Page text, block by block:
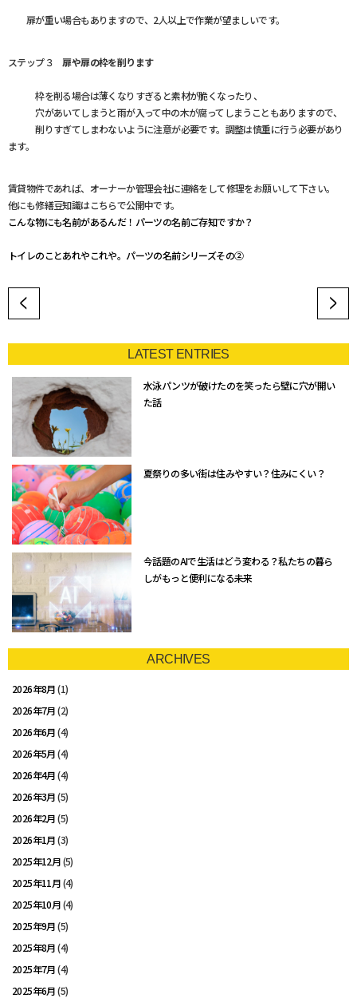
扉が重い場合もありますので、 2人以上で作業が望ましいです。
ステップ３ 扉や扉の枠を削ります
枠を削る場合は薄くなりすぎると素材が脆くなったり、
穴があいてしまうと雨が入って中の木が腐ってしまうこともありますので、
削りすぎてしまわないように注意が必要です。調整は慎重に行う必要があり
ます。
賃貸物件であれば、オーナーか管理会社に連絡をして修理をお願いして下さい。
他にも修繕豆知識はこちらで公開中です。
こんな物にも名前があるんだ！パーツの名前ご存知ですか？
トイレのことあれやこれや。パーツの名前シリーズその②
LATEST ENTRIES
水泳パンツが破けたのを笑ったら壁に穴が開い
た話
夏祭りの多い街は住みやすい？住みにくい？
今話題のAIで生活はどう変わる？私たちの暮ら
しがもっと便利になる未来
ARCHIVES
2026年8月(1)
2026年7月(2)
2026年6月(4)
2026年5月(4)
2026年4月(4)
2026年3月(5)
2026年2月(5)
2026年1月(3)
2025年12月(5)
2025年11月(4)
2025年10月(4)
2025年9月(5)
2025年8月(4)
2025年7月(4)
2025年6月(5)